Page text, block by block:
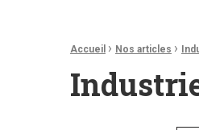
Fil d'Ariane :
Accueil › Nos articles ›